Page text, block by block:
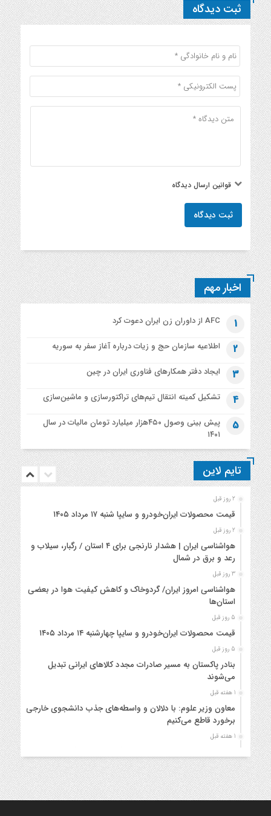
ثبت دیدگاه
قوانین ارسال دیدگاه
ثبت دیدگاه
اخبار مهم
1 AFC از داوران زن ایران دعوت کرد
2 اطلاعیه‌ سازمان حج و زیات درباره آغاز سفر به سوریه
3 ایجاد دفتر همکارهای فناوری ایران در چین
4 تشکیل کمیته انتقال تیم‌های تراکتورسازی و ماشین‌سازی
5
پیش بینی وصول ۴۵۰هزار میلیارد تومان مالیات در سال
۱۴۰۱
تایم لاین
2 روز قبل
قیمت محصولات ایران‌خودرو و سایپا شنبه ۱۷ مرداد ۱۴۰۵
2 روز قبل
هواشناسی ایران | هشدار نارنجی برای ۴ استان / رگبار، سیلاب و
رعد و برق در شمال
3 روز قبل
هواشناسی امروز ایران/ گردوخاک و کاهش کیفیت هوا در بعضی
استان‌ها
5 روز قبل
قیمت محصولات ایران‌خودرو و سایپا چهارشنبه ۱۴ مرداد ۱۴۰۵
5 روز قبل
بنادر پاکستان به مسیر صادرات مجدد کالاهای ایرانی تبدیل
می‌شوند
1 هفته قبل
معاون وزیر علوم: با دلالان و واسطه‌های جذب دانشجوی خارجی
برخورد قاطع می‌کنیم
1 هفته قبل
است
1 هفته قبل
ثبت‌نام هفتمین دوره طرح دستیاری آموزشی دانشگاه آزاد تا ۱۶